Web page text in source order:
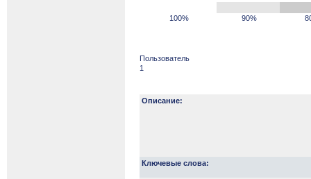
100% 90%
Пользователь
1
Описание:
Ключевые слова: